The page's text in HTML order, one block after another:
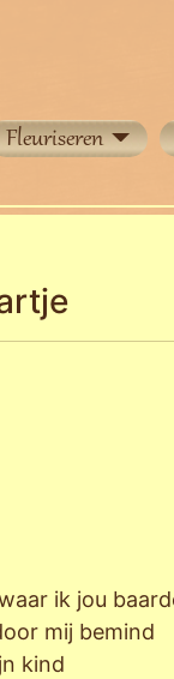
Fleuriseren
ik jou
mij bemind
kind